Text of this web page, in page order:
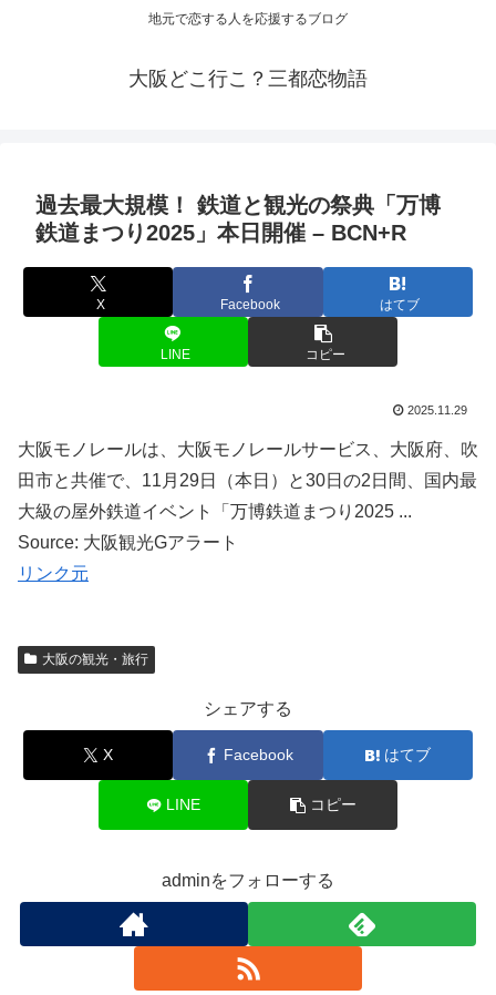
地元で恋する人を応援するブログ
大阪どこ行こ？三都恋物語
過去最大規模！ 鉄道と観光の祭典「万博
鉄道まつり2025」本日開催 – BCN+R
X Facebook はてブ
LINE コピー
2025.11.29
大阪モノレールは、大阪モノレールサービス、大阪府、吹
田市と共催で、11月29日（本日）と30日の2日間、国内最
大級の屋外鉄道イベント「万博鉄道まつり2025 ...
Source: 大阪観光Gアラート
リンク元
大阪の観光・旅行
シェアする
X Facebook はてブ
LINE コピー
adminをフォローする